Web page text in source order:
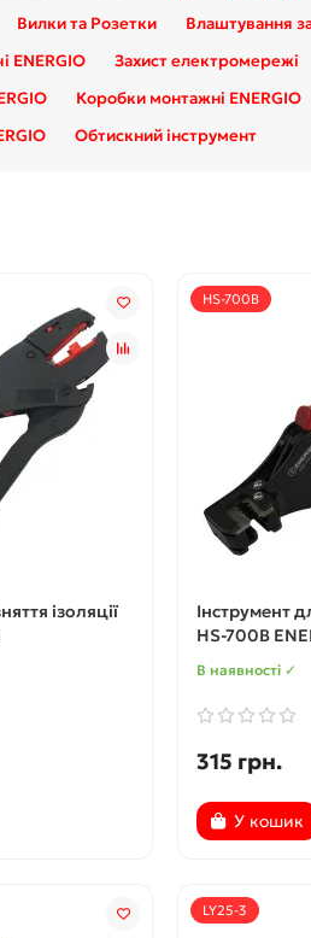
Вилки та Розетки
Влаштування
ENERGIO Захист електромережі
Коробки монтажні ENERGIO
Обтискний інструмент
ізоляції
HS-700B
Інструмент
HS-700B
В наявності ✓
315 грн.
У кошик
LY25-3